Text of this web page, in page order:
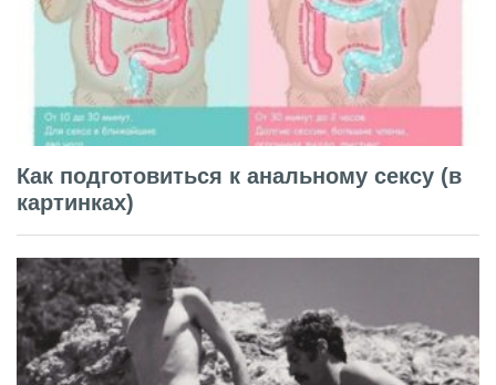
Как подготовиться к анальному сексу (в
картинках)